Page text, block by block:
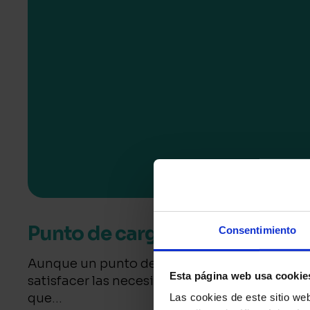
Consentimiento
Esta página web usa
Las cookies de este sitio
Punto de carga para coche
Aunque un punto de carga de coche
satisfacer las necesidades de muchos
que...